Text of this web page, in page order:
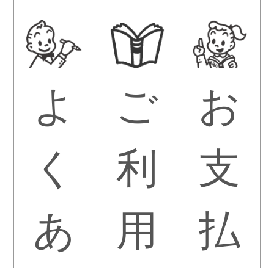
よ
く
あ
ご
利
用
お
支
払